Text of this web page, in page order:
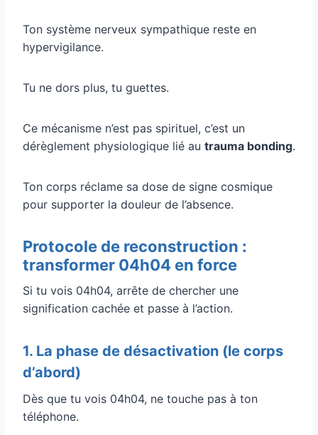
Ton système nerveux sympathique reste en
hypervigilance.
Tu ne dors plus, tu guettes.
Ce mécanisme n’est pas spirituel, c’est un
dérèglement physiologique lié au trauma bonding.
Ton corps réclame sa dose de signe cosmique
pour supporter la douleur de l’absence.
Protocole de reconstruction :
transformer 04h04 en force
Si tu vois 04h04, arrête de chercher une
signification cachée et passe à l’action.
1. La phase de désactivation (le corps
d’abord)
Dès que tu vois 04h04, ne touche pas à ton
téléphone.